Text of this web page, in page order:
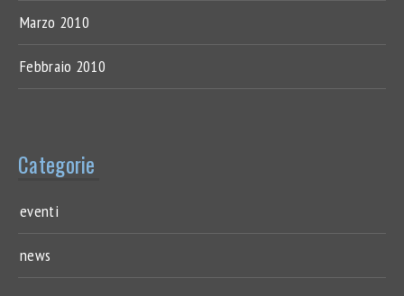
Marzo 2010
Febbraio 2010
Categorie
eventi
news